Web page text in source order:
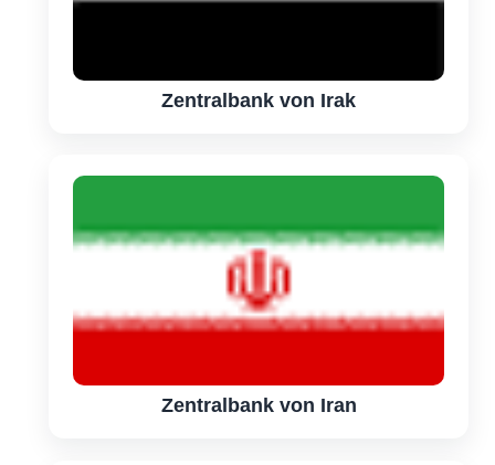
Zentralbank von Irak
Zentralbank von Iran